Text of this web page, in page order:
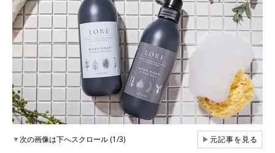
▼次の画像は下へスクロール (1/3) ▶元記事を見る